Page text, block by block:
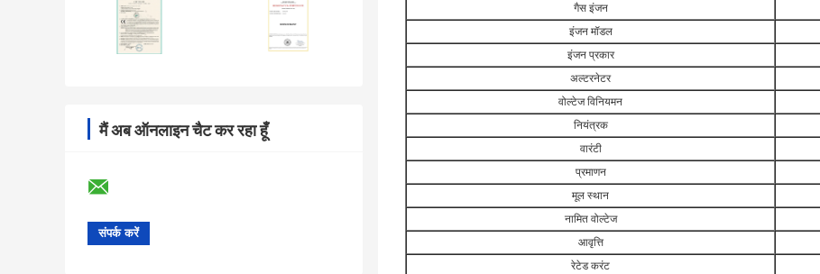
मैं अब ऑनलाइन चैट कर रहा हूँ
गैस इंजन
इंजन मॉडल
इंजन प्रकार
अल्टरनेटर
वोल्टेज विनियमन
नियंत्रक
वारंटी
प्रमाणन
मूल स्थान
नामित वोल्टेज
आवृत्ति
रेटेड करंट